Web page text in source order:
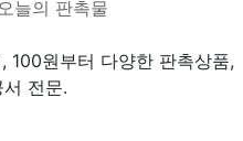
100원부터 다양한 판촉상품,
전문.